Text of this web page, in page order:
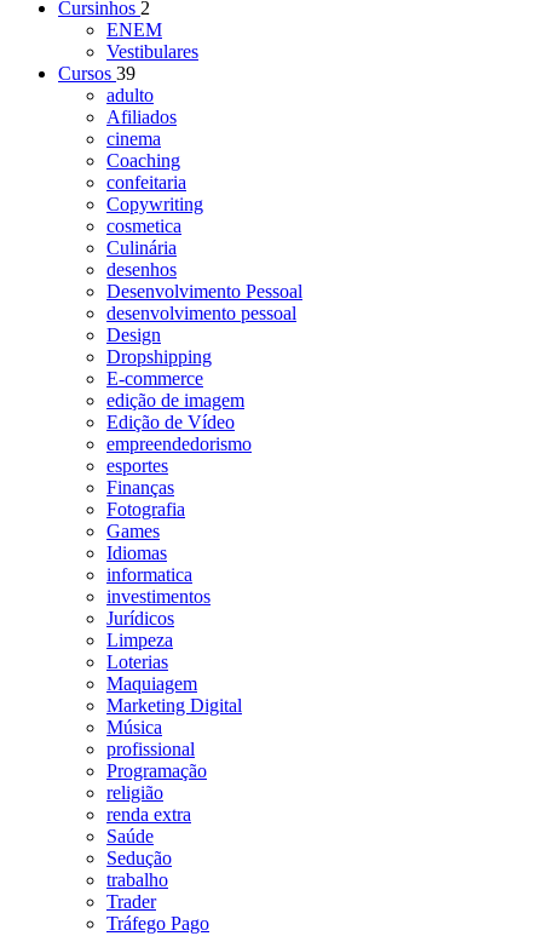
Cursinhos 2
ENEM
Vestibulares
Cursos 39
adulto
Afiliados
cinema
Coaching
confeitaria
Copywriting
cosmetica
Culinária
desenhos
Desenvolvimento Pessoal
desenvolvimento pessoal
Design
Dropshipping
E-commerce
edição de imagem
Edição de Vídeo
empreendedorismo
esportes
Finanças
Fotografia
Games
Idiomas
informatica
investimentos
Jurídicos
Limpeza
Loterias
Maquiagem
Marketing Digital
Música
profissional
Programação
religião
renda extra
Saúde
Sedução
trabalho
Trader
Tráfego Pago